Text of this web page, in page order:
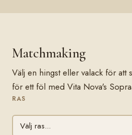
Matchmaking
Välj en hingst eller valack för att
för ett föl med Vita Nova's
RAS